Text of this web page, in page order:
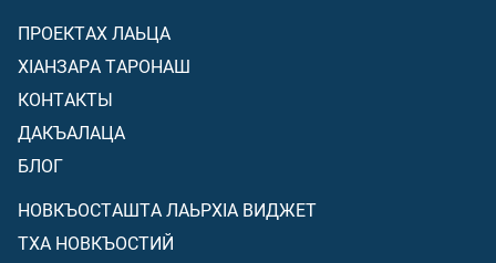
ПРОЕКТАХ ЛАЬЦА
ХIАНЗАРА ТАРОНАШ
КОНТАКТЫ
ДАКЪАЛАЦА
БЛОГ
НОВКЪОСТАШТА ЛАЬРХIА ВИДЖЕТ
ТХА НОВКЪОСТИЙ